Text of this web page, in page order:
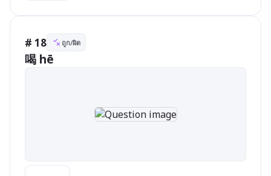
# 18 ถูก/ผิด
喝 hē